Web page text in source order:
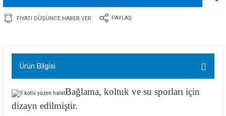
FIYATI DÜŞÜNCE HABER VER PAYLAŞ
Ürün Bilgisi
Bağlama, koltuk ve su sporları için
dizayn edilmiştir.